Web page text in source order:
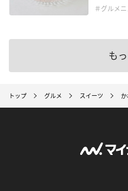
＃グルメ
も
トップ グルメ スイーツ